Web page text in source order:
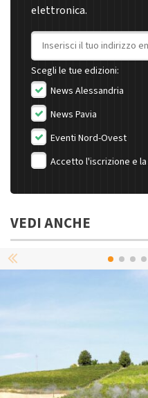
elettronica.
Indirizzo email
Scegli le tue edizioni:
News Alessandria
News Pavia
Eventi Nord-Ovest
Accetto l'iscrizione e la
VEDI ANCHE